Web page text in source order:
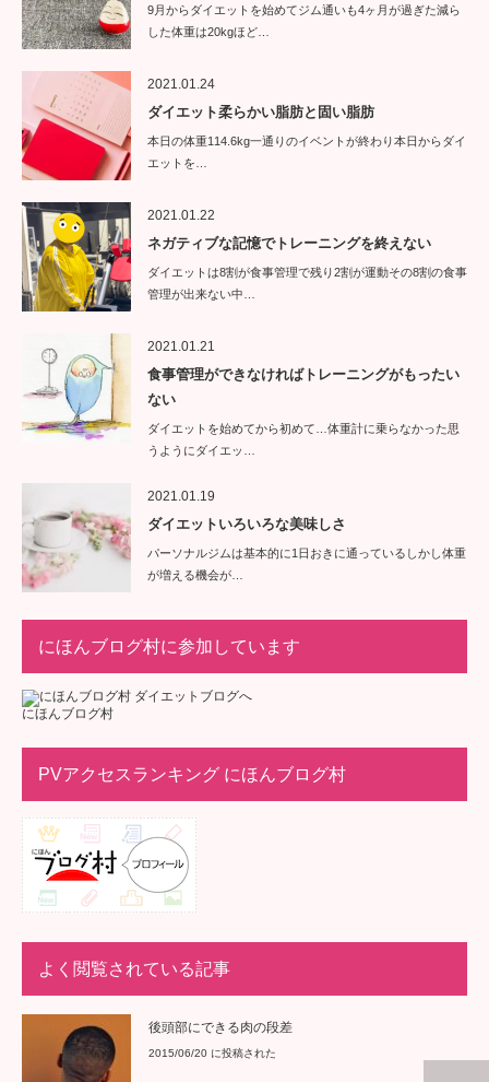
9月からダイエットを始めてジム通いも4ヶ月が過ぎた減ら
した体重は20kgほど…
2021.01.24
ダイエット柔らかい脂肪と固い脂肪
本日の体重114.6kg一通りのイベントが終わり本日からダイ
エットを…
2021.01.22
ネガティブな記憶でトレーニングを終えない
ダイエットは8割が食事管理で残り2割が運動その8割の食事
管理が出来ない中…
2021.01.21
食事管理ができなければトレーニングがもったい
ない
ダイエットを始めてから初めて…体重計に乗らなかった思
うようにダイエッ…
2021.01.19
ダイエットいろいろな美味しさ
パーソナルジムは基本的に1日おきに通っているしかし体重
が増える機会が…
にほんブログ村に参加しています
にほんブログ村
PVアクセスランキング にほんブログ村
よく閲覧されている記事
後頭部にできる肉の段差
2015/06/20 に投稿された